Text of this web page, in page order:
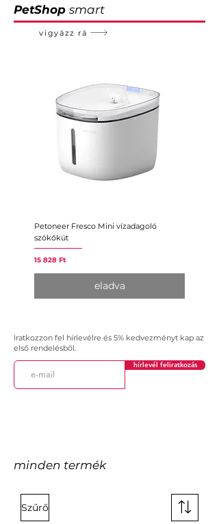
PetShop smart
vigyázz rá
Petoneer Fresco Mini vízadagoló
szökőkút
Ár
15 828 Ft
eladva
Iratkozzon fel hírlevélre és 5% kedvezményt kap az
első rendelésből.
hírlevél feliratkozás
minden termék
Szűrő